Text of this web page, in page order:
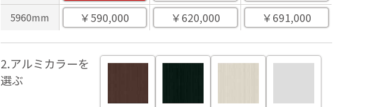
5960mm ￥590,000 ￥620,000 ￥691,000
2.アルミカラーを
選ぶ